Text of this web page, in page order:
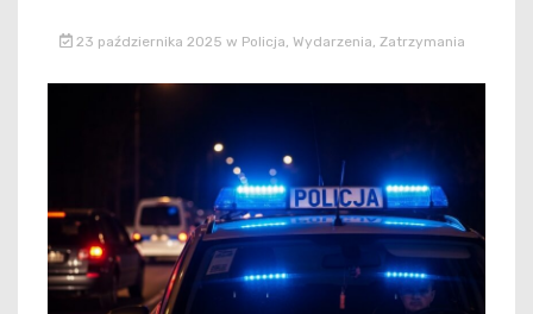
23 października 2025 w Policja Wydarzenia Zatrzymania